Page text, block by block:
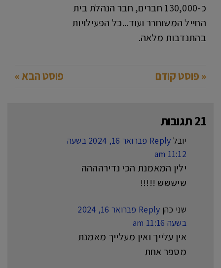
כ-130,000 חברים, חבר הנהלת בית
החייל המשוחרר ועוד...כל הפעילויות
בהתנדבות מלאה.
« פוסט קודם פוסט הבא »
21 תגובות
יובל Reply
פברואר 16, 2024 בשעה
11:12 am
ילין המאמנת הכי נדירהההה
שיששש !!!!!
שני כהן Reply
פברואר 16, 2024
בשעה 11:16 am
אין עלייך ואין מעלייך מאמנת
מספר אחת